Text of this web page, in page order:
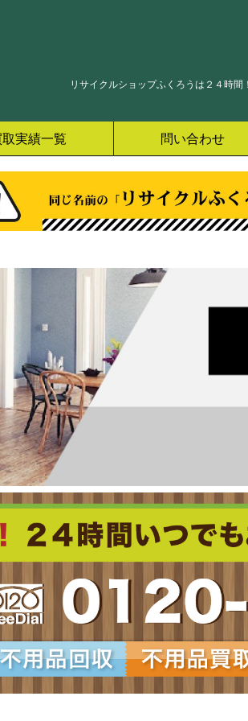
リサイクルショップふくろうは２４時間
実績一覧 問い合わせ